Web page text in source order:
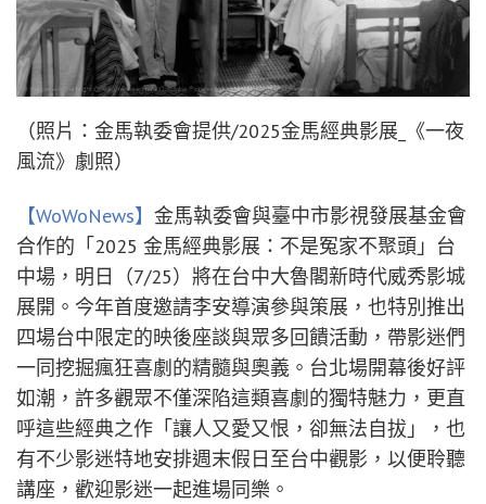
（照片：金馬執委會提供/2025金馬經典影展_《一夜
風流》劇照）
【WoWoNews】 金馬執委會與臺中市影視發展基金會
合作的「2025 金馬經典影展：不是冤家不聚頭」台
中場，明日（7/25）將在台中大魯閣新時代威秀影城
展開。今年首度邀請李安導演參與策展，也特別推出
四場台中限定的映後座談與眾多回饋活動，帶影迷們
一同挖掘瘋狂喜劇的精髓與奧義。台北場開幕後好評
如潮，許多觀眾不僅深陷這類喜劇的獨特魅力，更直
呼這些經典之作「讓人又愛又恨，卻無法自拔」，也
有不少影迷特地安排週末假日至台中觀影，以便聆聽
講座，歡迎影迷一起進場同樂。